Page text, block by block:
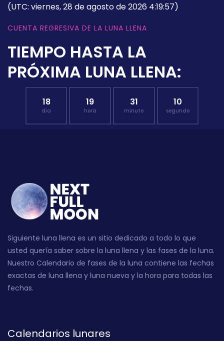
(UTC: viernes, 28 de agosto de 2026 4:19:57)
CUENTA REGRESIVA DE LA LUNA LLENA
TIEMPO HASTA LA
PRÓXIMA LUNA LLENA:
18
día
19
hora
31
minuto
09
segundo
Siguiente luna llena es un sitio dedicado a todo lo que
usted quería saber sobre la luna llena y las fases de la luna.
Nuestro Calendario de fases de la luna contiene las fechas
exactas de luna llena y luna nueva y la hora para todas las
fechas.
Calendarios lunares